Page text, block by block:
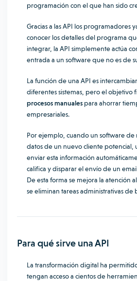
programación con el que han sido
Gracias a las API los programadores
conocer los detalles del programa
integrar, la API simplemente actúa
entrada a un software que no es de
La función de una API es
diferentes sistemas, pero el objetivo
procesos manuales para ahorrar
empresariales.
Por ejemplo, cuando un software
datos de un nuevo cliente potencial,
enviar esta información
califica y disparar el envío de un
De esta forma se mejora la atención
se eliminan tareas administrativas de
Para qué sirve una API
La transformación digital ha
tengan acceso a cientos de